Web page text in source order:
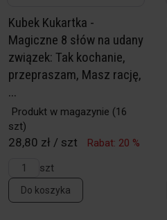
Kubek Kukartka -
Magiczne 8 słów na udany
związek: Tak kochanie,
przepraszam, Masz rację,
...
Produkt w magazynie (16
szt)
28,80 zł / szt
Rabat: 20 %
szt
Do koszyka